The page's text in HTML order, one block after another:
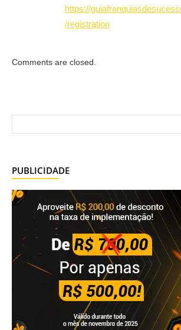
https://
/registration
Comments are closed.
PUBLICIDADE